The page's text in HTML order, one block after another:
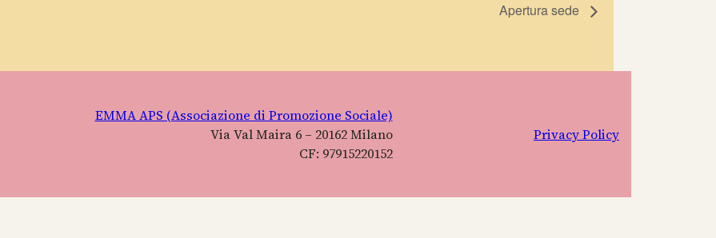
Apertura sede
EMMA APS (Associazione di Promozione Sociale)
Via Val Maira 6 – 20162 Milano
CF: 97915220152
Privacy Policy